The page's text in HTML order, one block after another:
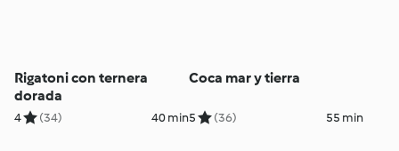
Rigatoni con ternera
dorada
4 (34) 40 min
Coca mar y tierra
5 (36) 55 min